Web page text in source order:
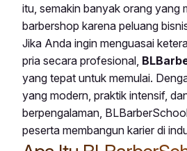
itu, semakin banyak orang yang
barbershop karena peluang
Jika Anda ingin menguasai
pria secara profesional,
yang tepat untuk memulai.
yang modern, praktik intensif,
berpengalaman,
peserta membangun karier di